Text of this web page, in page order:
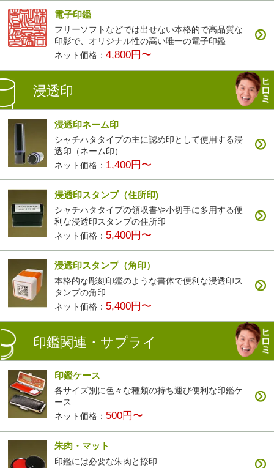
電子印鑑
フリーソフトなどでは出せない本格的で高品質な
印影で、オリジナル性の高い唯一の電子印鑑
ネット価格：4,800円〜
浸透印
浸透印ネーム印
シャチハタタイプの主に認め印として使用する浸
透印（ネーム印）
ネット価格： 1,400円〜
浸透印スタンプ（住所印)
シャチハタタイプの領収書や小切手に多用する便
利な浸透印スタンプの住所印
ネット価格： 5,400円〜
浸透印スタンプ（角印）
本格的な彫刻印鑑のような書体で便利な浸透印ス
タンプの角印
ネット価格： 5,400円〜
印鑑関連・サプライ
印鑑ケース
各サイズ別に色々な種類の持ち運び便利な印鑑ケ
ース
ネット価格： 500円〜
朱肉・マット
印鑑には必要な朱肉と捺印